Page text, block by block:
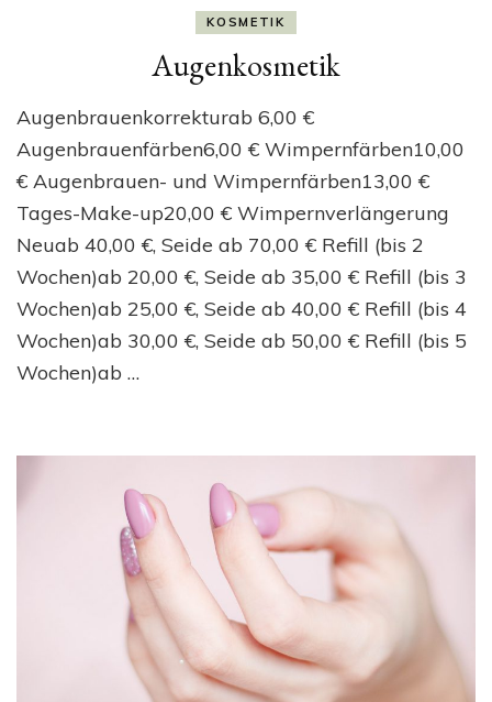
KOSMETIK
Augenkosmetik
Augenbrauenkorrekturab 6,00 €
Augenbrauenfärben6,00 € Wimpernfärben10,00
€ Augenbrauen- und Wimpernfärben13,00 €
Tages-Make-up20,00 € Wimpernverlängerung
Neuab 40,00 €, Seide ab 70,00 € Refill (bis 2
Wochen)ab 20,00 €, Seide ab 35,00 € Refill (bis 3
Wochen)ab 25,00 €, Seide ab 40,00 € Refill (bis 4
Wochen)ab 30,00 €, Seide ab 50,00 € Refill (bis 5
Wochen)ab …